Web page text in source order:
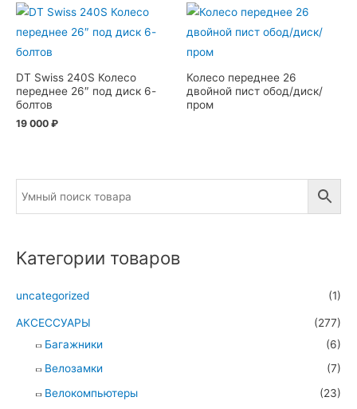
DT Swiss 240S Колесо
переднее 26″ под диск 6-
болтов
19 000 ₽
Колесо переднее 26
двойной пист обод/диск/
пром
Категории товаров
uncategorized (1)
АКСЕССУАРЫ
(277)
Багажники
(6)
Велозамки
(7)
Велокомпьютеры
(23)